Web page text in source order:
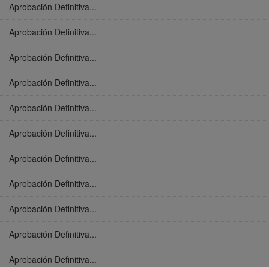
Aprobación Definitiva...
Aprobación Definitiva...
Aprobación Definitiva...
Aprobación Definitiva...
Aprobación Definitiva...
Aprobación Definitiva...
Aprobación Definitiva...
Aprobación Definitiva...
Aprobación Definitiva...
Aprobación Definitiva...
Aprobación Definitiva...